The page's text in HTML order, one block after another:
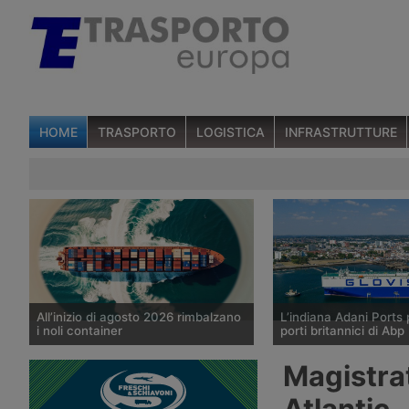
HOME TRASPORTO LOGISTICA INFRASTRUTTURE
All’inizio di agosto 2026 rimbalzano
i noli container
I noli spot del trasporto marittimo di
container diffusi il 6 agosto 2026 da
Drewry mostrano un aumento medio
L’indiana Adani Ports
porti britannici di Abp
valutando
di controllo di